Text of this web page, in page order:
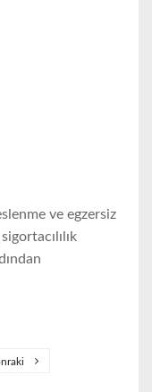
ve egzersiz